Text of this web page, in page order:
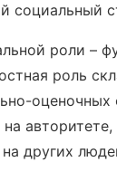
социальный
роли –
роль
оценочных
других